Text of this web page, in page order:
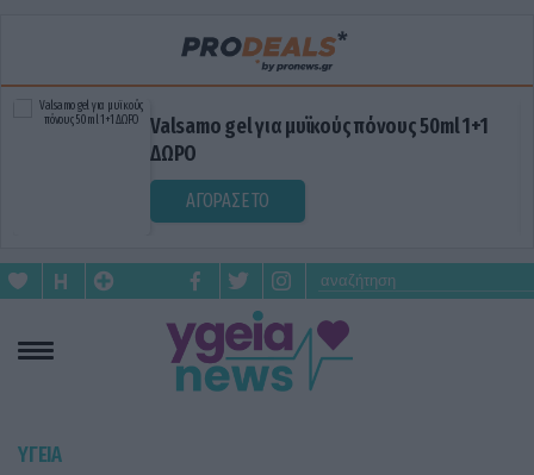
Valsamo gel για μυϊκούς πόνους 50ml 1+1
ΔΩΡΟ
ΑΓΟΡΑΣΕ ΤΟ
ΥΓΕΙΑ